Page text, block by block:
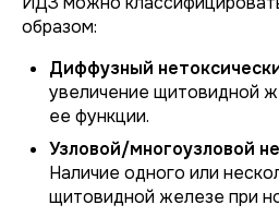
образом:
Диффузный
увеличение щитовидной
ее функции.
Узловой/многоузловой
Наличие одного или
щитовидной железе при